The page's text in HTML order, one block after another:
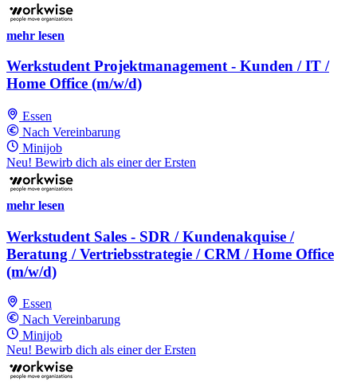
mehr lesen
Werkstudent Projektmanagement - Kunden / IT /
Home Office (m/w/d)
Essen
Nach Vereinbarung
Minijob
Neu! Bewirb dich als einer der Ersten
mehr lesen
Werkstudent Sales - SDR / Kundenakquise /
Beratung / Vertriebsstrategie / CRM / Home Office
(m/w/d)
Essen
Nach Vereinbarung
Minijob
Neu! Bewirb dich als einer der Ersten